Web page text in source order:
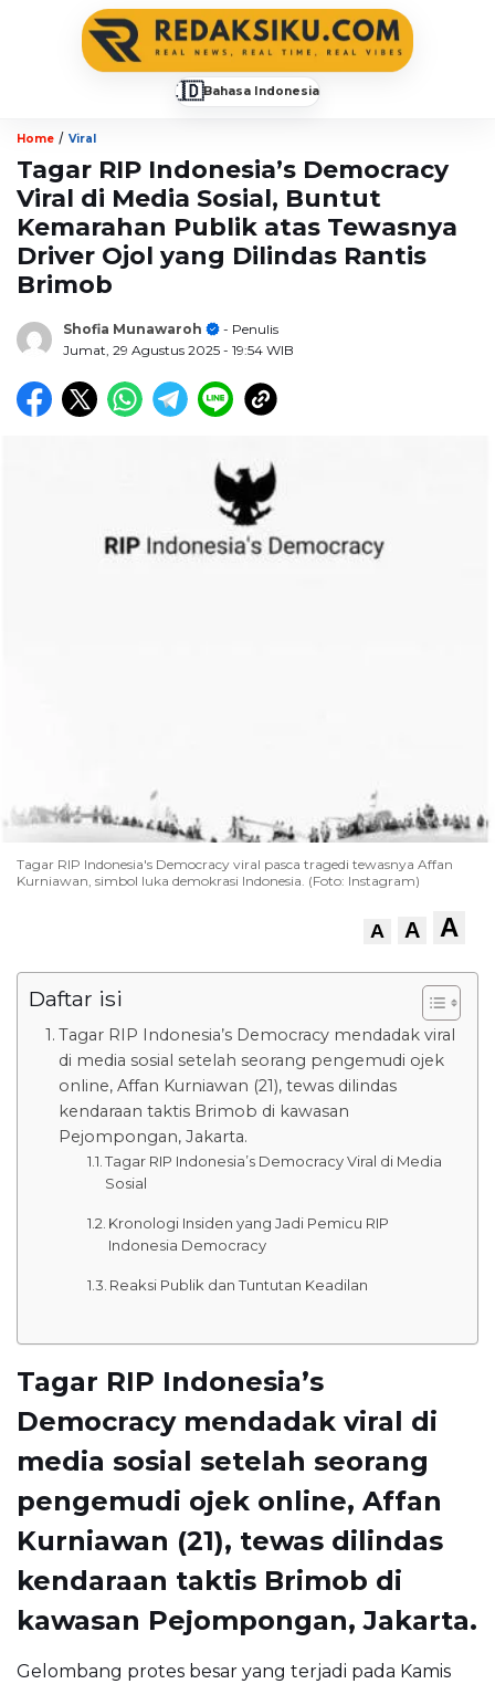
🇮🇩Bahasa Indonesia
Home / Viral
Tagar RIP Indonesia’s Democracy
Viral di Media Sosial, Buntut
Kemarahan Publik atas Tewasnya
Driver Ojol yang Dilindas Rantis
Brimob
Shofia Munawaroh
- Penulis
Jumat, 29 Agustus 2025 - 19:54 WIB
Tagar RIP Indonesia's Democracy viral pasca tragedi tewasnya Affan
Kurniawan, simbol luka demokrasi Indonesia. (Foto: Instagram)
A A A
Daftar isi
Tagar RIP Indonesia’s Democracy mendadak viral
di media sosial setelah seorang pengemudi ojek
online, Affan Kurniawan (21), tewas dilindas
kendaraan taktis Brimob di kawasan
Pejompongan, Jakarta.
Tagar RIP Indonesia’s Democracy Viral di Media
Sosial
Kronologi Insiden yang Jadi Pemicu RIP
Indonesia Democracy
Reaksi Publik dan Tuntutan Keadilan
Tagar RIP Indonesia’s
Democracy mendadak viral di
media sosial setelah seorang
pengemudi ojek online, Affan
Kurniawan (21), tewas dilindas
kendaraan taktis Brimob di
kawasan Pejompongan, Jakarta.
Gelombang protes besar yang terjadi pada Kamis